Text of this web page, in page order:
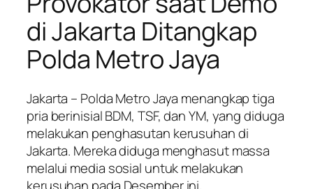
di Jakarta Ditangkap
Polda Metro Jaya
Jakarta – Polda Metro Jaya menangkap tiga
pria berinisial BDM, TSF, dan YM, yang diduga
melakukan penghasutan kerusuhan di
Jakarta. Mereka diduga menghasut massa
melalui media sosial untuk melakukan